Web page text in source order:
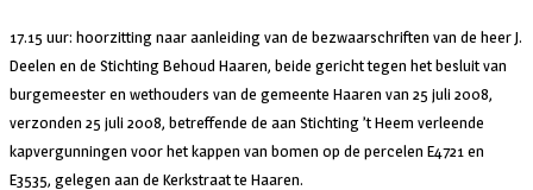
17.15 uur: hoorzitting naar aanleiding van de bezwaarschriften van de heer J.
Deelen en de Stichting Behoud Haaren, beide gericht tegen het besluit van
burgemeester en wethouders van de gemeente Haaren van 25 juli 2008,
verzonden 25 juli 2008, betreffende de aan Stichting ’t Heem verleende
kapvergunningen voor het kappen van bomen op de percelen E4721 en
E3535, gelegen aan de Kerkstraat te Haaren.